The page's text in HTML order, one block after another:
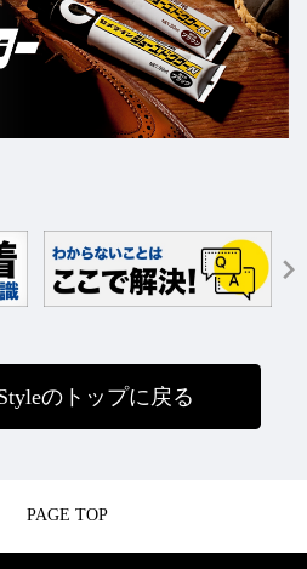
のトップに戻る
PAGE TOP